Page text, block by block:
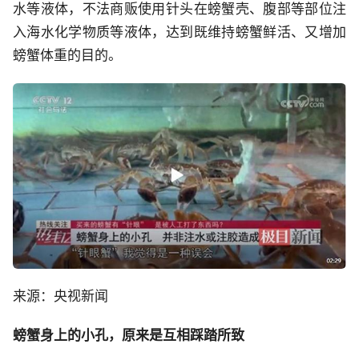
水等液体，不法商贩使用针头在螃蟹壳、腹部等部位注
入海水化学物质等液体，达到既维持螃蟹鲜活、又增加
螃蟹体重的目的。
来源：央视新闻
螃蟹身上的小孔，原来是互相踩踏所致